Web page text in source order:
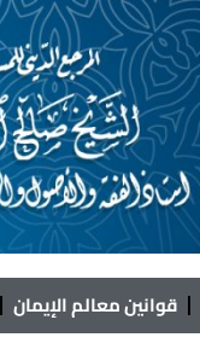
قوانين معالم الإيمان